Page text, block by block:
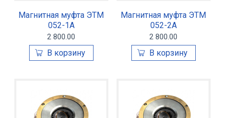
Магнитная муфта ЭТМ
052-1А
2 800.00
Магнитная муфта ЭТМ
052-2А
2 800.00